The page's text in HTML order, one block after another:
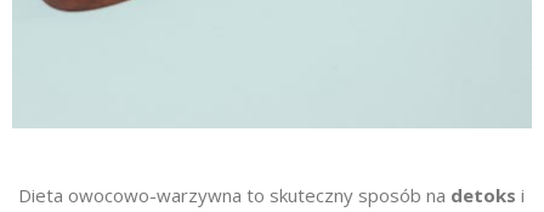
Dieta owocowo-warzywna to skuteczny sposób na detoks i